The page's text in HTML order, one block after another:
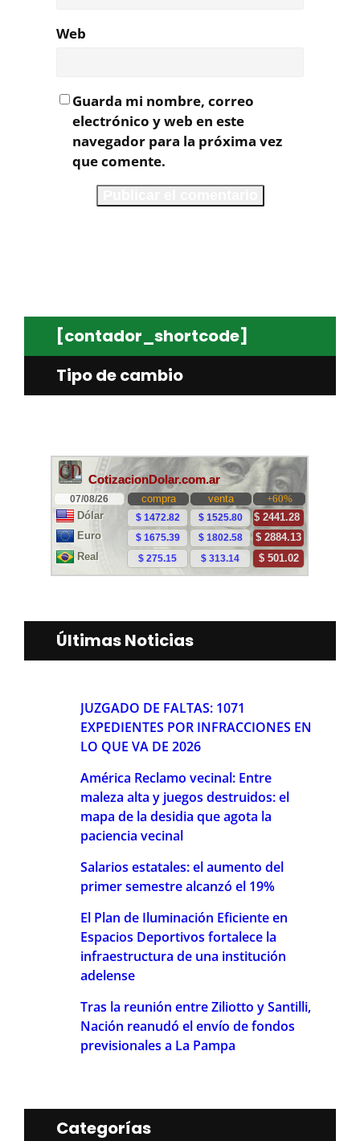
Web
Guarda mi nombre, correo
electrónico y web en este
navegador para la próxima vez
que comente.
[contador_shortcode]
Tipo de cambio
Últimas Noticias
JUZGADO DE FALTAS: 1071
EXPEDIENTES POR INFRACCIONES EN
LO QUE VA DE 2026
América Reclamo vecinal: Entre
maleza alta y juegos destruidos: el
mapa de la desidia que agota la
paciencia vecinal
Salarios estatales: el aumento del
primer semestre alcanzó el 19%
El Plan de Iluminación Eficiente en
Espacios Deportivos fortalece la
infraestructura de una institución
adelense
Tras la reunión entre Ziliotto y Santilli,
Nación reanudó el envío de fondos
previsionales a La Pampa
Categorías